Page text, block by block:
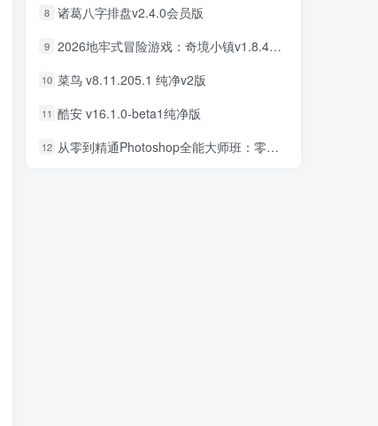
8 诸葛八字排盘v2.4.0会员版
9 2026地牢式冒险游戏：奇境小镇v1.8.411完美版
10 菜鸟 v8.11.205.1 纯净v2版
11 酷安 v16.1.0-beta1纯净版
12 从零到精通Photoshop全能大师班：零基础学PS，直通商业设计变现